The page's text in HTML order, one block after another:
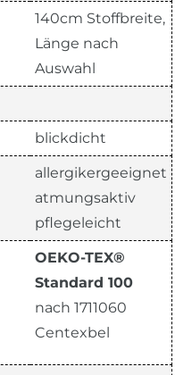
140cm Stoffbreite,
Länge nach
Auswahl
blickdicht
allergikergeeignet
atmungsaktiv
pflegeleicht
OEKO-TEX®
Standard 100
nach 1711060
Centexbel